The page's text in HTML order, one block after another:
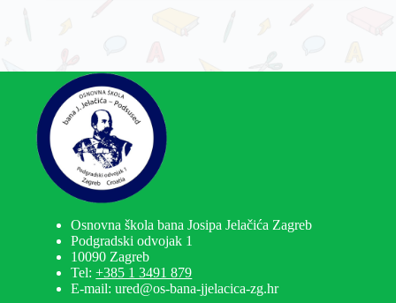
Osnovna škola bana Josipa Jelačića Zagreb
Podgradski odvojak 1
10090 Zagreb
Tel:+385 1 3491 879
E-mail: ured@os-bana-jjelacica-zg.hr